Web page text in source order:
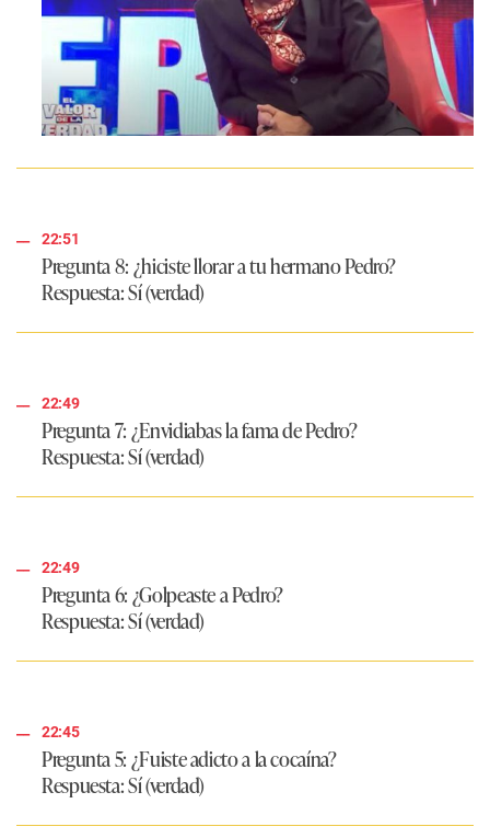
22:51
Pregunta 8: ¿hiciste llorar a tu hermano Pedro?
Respuesta: Sí (verdad)
22:49
Pregunta 7: ¿Envidiabas la fama de Pedro?
Respuesta: Sí (verdad)
22:49
Pregunta 6: ¿Golpeaste a Pedro?
Respuesta: Sí (verdad)
22:45
Pregunta 5: ¿Fuiste adicto a la cocaína?
Respuesta: Sí (verdad)